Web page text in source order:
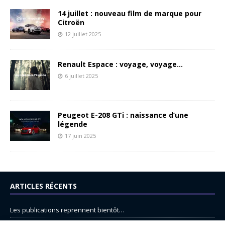
14 juillet : nouveau film de marque pour
Citroën
12 juillet 2025
Renault Espace : voyage, voyage…
6 juillet 2025
Peugeot E-208 GTi : naissance d’une
légende
17 juin 2025
ARTICLES RÉCENTS
Les publications reprennent bientôt…